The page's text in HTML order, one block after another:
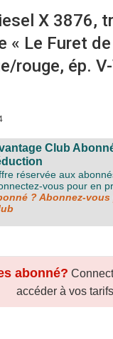
X 3876,
« Le Furet
rouge, ép.
Club
réservée aux
vous pour en
? Abonnez-
abonné?
accéder à vos tarifs